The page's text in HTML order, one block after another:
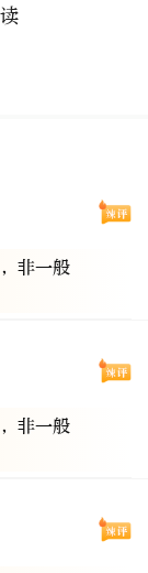
非一般
非一般